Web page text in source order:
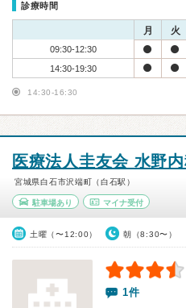
診療時間
月 火
09:30-12:30
14:30-19:30
14:30-16:30
医療法人圭友会 水野
宮城県白石市沢端町（白石駅）
駐車場あり マイナ受付
土曜（〜12:00） 朝（8:30〜）
1件